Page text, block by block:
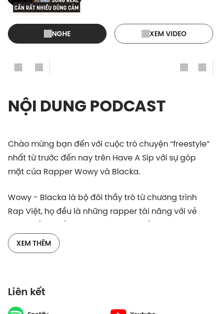
NGHE XEM VIDEO
NỘI DUNG PODCAST
Chào mừng bạn đến với cuộc trò chuyện “freestyle”
nhất từ trước đến nay trên Have A Sip với sự góp
mặt của Rapper Wowy và Blacka.
Wowy - Blacka là bộ đôi thầy trò từ chương trình
Rap Việt, họ đều là những rapper tài năng với vẻ
ngoài rất “chiến”, gai góc và cứng rắn. Nhưng đừng
để những hình ảnh truyền thông đó đánh lừa. Ẩn sau
đó là những tâm hồn nghệ sĩ tự do và bay bổng.
host Thùy Minh để “bay” từ thực tế này đến thực tế
khác, từ trận cười này đến trận cười khác nhé.
XEM THÊM
Liên kết